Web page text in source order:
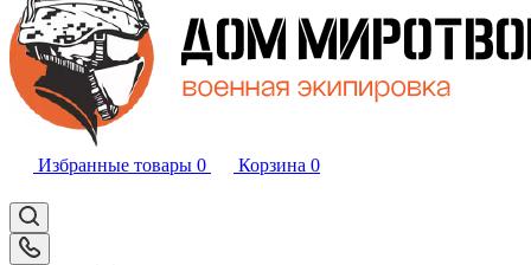
Избранные товары 0 Корзина 0